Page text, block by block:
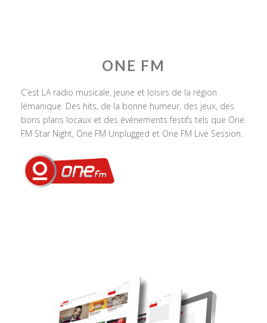
ONE FM
C’est LA radio musicale, jeune et loisirs de la région
lémanique. Des hits, de la bonne humeur, des jeux, des
bons plans locaux et des événements festifs tels que One
FM Star Night, One FM Unplugged et One FM Live Session.